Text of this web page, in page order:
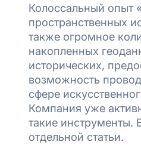
Колоссальный опыт
пространственных
также огромное
накопленных
исторических,
возможность
сфере
Компания уже
такие инструменты.
отдельной статьи.